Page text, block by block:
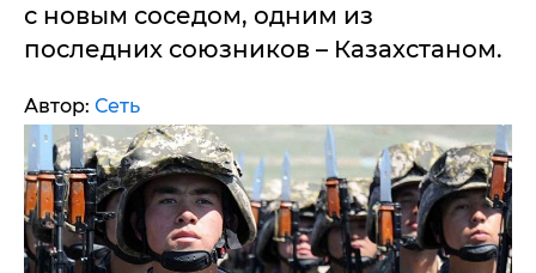
с новым соседом, одним из
последних союзников – Казахстаном.
Автор: Сеть